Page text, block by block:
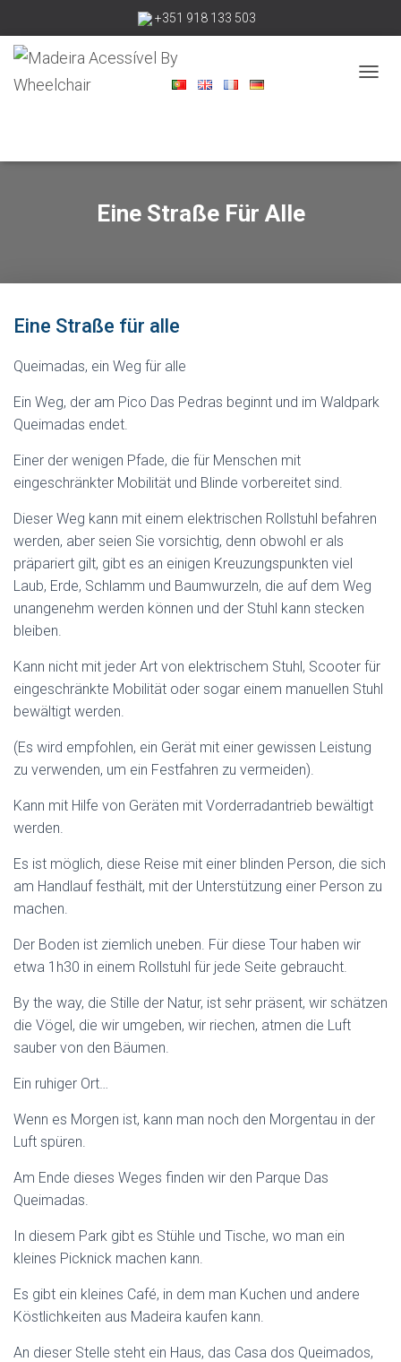
+351 918 133 503
madeiraacessivelbywheelchair@gmail.com
N
Eine Straße Für Alle
Eine Straße für alle
Queimadas, ein Weg für alle
Ein Weg, der am Pico Das Pedras beginnt und im Waldpark
Queimadas endet.
Einer der wenigen Pfade, die für Menschen mit
eingeschränkter Mobilität und Blinde vorbereitet sind.
Dieser Weg kann mit einem elektrischen Rollstuhl befahren
werden, aber seien Sie vorsichtig, denn obwohl er als
präpariert gilt, gibt es an einigen Kreuzungspunkten viel
Laub, Erde, Schlamm und Baumwurzeln, die auf dem Weg
unangenehm werden können und der Stuhl kann stecken
bleiben.
Kann nicht mit jeder Art von elektrischem Stuhl, Scooter für
eingeschränkte Mobilität oder sogar einem manuellen Stuhl
bewältigt werden.
(Es wird empfohlen, ein Gerät mit einer gewissen Leistung
zu verwenden, um ein Festfahren zu vermeiden).
Kann mit Hilfe von Geräten mit Vorderradantrieb bewältigt
werden.
Es ist möglich, diese Reise mit einer blinden Person, die sich
am Handlauf festhält, mit der Unterstützung einer Person zu
machen.
Der Boden ist ziemlich uneben. Für diese Tour haben wir
etwa 1h30 in einem Rollstuhl für jede Seite gebraucht.
By the way, die Stille der Natur, ist sehr präsent, wir schätzen
die Vögel, die wir umgeben, wir riechen, atmen die Luft
sauber von den Bäumen.
Ein ruhiger Ort…
Wenn es Morgen ist, kann man noch den Morgentau in der
Luft spüren.
Am Ende dieses Weges finden wir den Parque Das
Queimadas.
In diesem Park gibt es Stühle und Tische, wo man ein
kleines Picknick machen kann.
Es gibt ein kleines Café, in dem man Kuchen und andere
Köstlichkeiten aus Madeira kaufen kann.
An dieser Stelle steht ein Haus, das Casa dos Queimados,